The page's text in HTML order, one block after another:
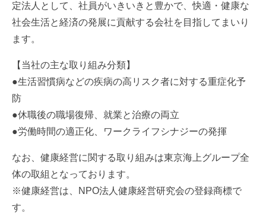
定法人として、社員がいきいきと豊かで、快適・健康な
社会生活と経済の発展に貢献する会社を目指してまいり
ます。
【当社の主な取り組み分類】
●生活習慣病などの疾病の高リスク者に対する重症化予
防
●休職後の職場復帰、就業と治療の両立
●労働時間の適正化、ワークライフシナジーの発揮
なお、健康経営に関する取り組みは東京海上グループ全
体の取組となっております。
※健康経営は、NPO法人健康経営研究会の登録商標で
す。